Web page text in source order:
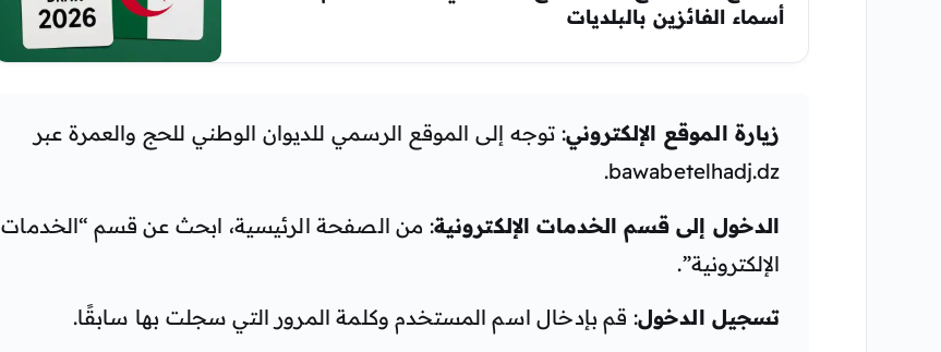
أسماء الفائزين بالبلديات
زيارة الموقع الإلكتروني: توجه إلى الموقع الرسمي للديوان الوطني للحج والعمرة عبر
bawabetelhadj.dz.
الدخول إلى قسم الخدمات الإلكترونية: من الصفحة الرئيسية، ابحث عن قسم “الخدمات
الإلكترونية”.
تسجيل الدخول: قم بإدخال اسم المستخدم وكلمة المرور التي سجلت بها سابقًا.